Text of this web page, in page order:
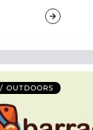
OUTDOORS